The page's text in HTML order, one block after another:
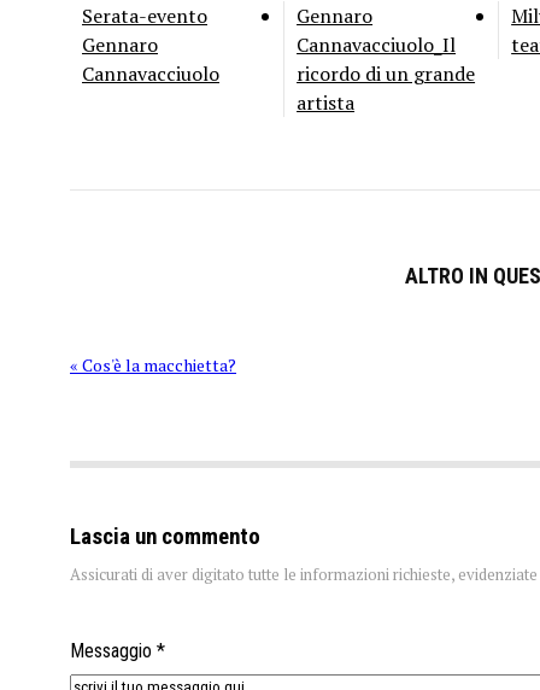
Serata-evento
Gennaro
Cannavacciuolo
Gennaro
Cannavacciuolo_Il
ricordo di un grande
artista
ALTRO IN
« Cos'è la macchietta?
Lascia un commento
Assicurati di aver digitato tutte le informazioni richieste,
Messaggio *